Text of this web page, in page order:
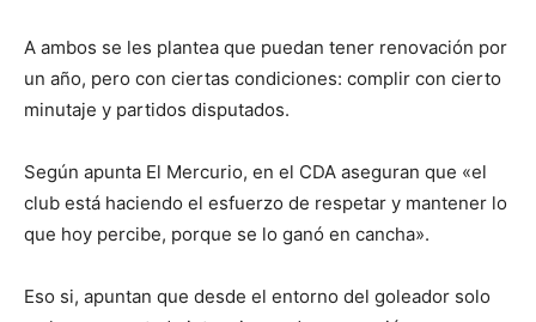
A ambos se les plantea que puedan tener renovación por
un año, pero con ciertas condiciones: complir con cierto
minutaje y partidos disputados.
Según apunta El Mercurio, en el CDA aseguran que «el
club está haciendo el esfuerzo de respetar y mantener lo
que hoy percibe, porque se lo ganó en cancha».
Eso si, apuntan que desde el entorno del goleador solo